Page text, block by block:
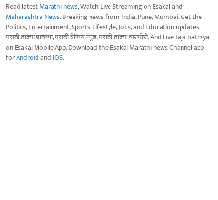
Read latestMarathi news, Watch Live Streaming on Esakal and
Maharashtra News. Breaking news from India, Pune, Mumbai. Get the
Politics, Entertainment, Sports, Lifestyle, Jobs, and Education updates,
मराठी ताज्या बातम्या, मराठी ब्रेकिंग न्यूज, मराठी ताज्या घडामोडी. And Live taja batmya
on Esakal Mobile App. Download the Esakal Marathi news Channel app
forAndroidand IOS.